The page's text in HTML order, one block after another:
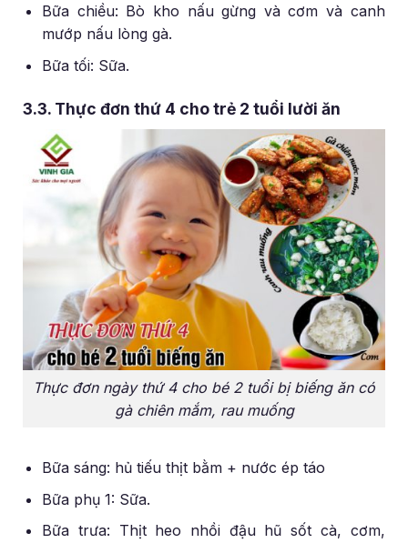
Bữa chiều: Bò kho nấu gừng và cơm và canh
mướp nấu lòng gà.
Bữa tối: Sữa.
3.3. Thực đơn thứ 4 cho trẻ 2 tuổi lười ăn
Thực đơn ngày thứ 4 cho bé 2 tuổi bị biếng ăn có
gà chiên mắm, rau muống
Bữa sáng: hủ tiếu thịt bằm + nước ép táo
Bữa phụ 1: Sữa.
Bữa trưa: Thịt heo nhồi đậu hũ sốt cà, cơm,